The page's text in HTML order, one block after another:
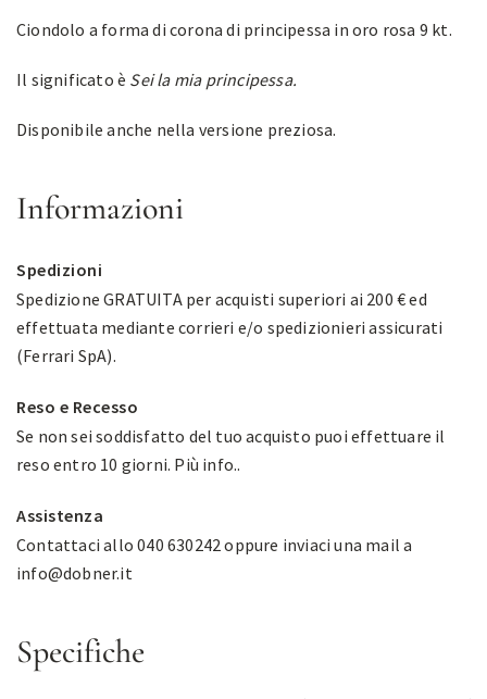
Ciondolo a forma di corona di principessa in oro rosa 9 kt.
Il significato è Sei la mia principessa.
Disponibile anche nella versione preziosa.
Informazioni
Spedizioni
Spedizione GRATUITA per acquisti superiori ai 200 € ed
effettuata mediante corrieri e/o spedizionieri assicurati
(Ferrari SpA).
Reso e Recesso
Se non sei soddisfatto del tuo acquisto puoi effettuare il
reso entro 10 giorni. Più info..
Assistenza
Contattaci allo 040 630242 oppure inviaci una mail a
info@dobner.it
Specifiche